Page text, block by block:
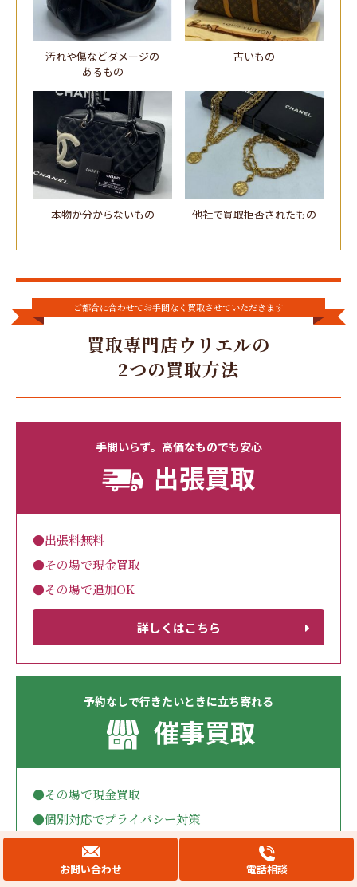
汚れや傷などダメージの
あるもの
古いもの
本物か分からないもの 他社で買取拒否されたもの
ご都合に合わせてお手間なく買取させていただきます
買取専門店ウリエルの
2つの買取方法
手間いらず。高価なものでも安心
出張買取
●出張料無料
●その場で現金買取
●その場で追加OK
詳しくはこちら
予約なしで行きたいときに立ち寄れる
催事買取
●その場で現金買取
●個別対応でプライバシー対策
●ご予約不要
詳しくはこちら
お問い合わせ 電話相談